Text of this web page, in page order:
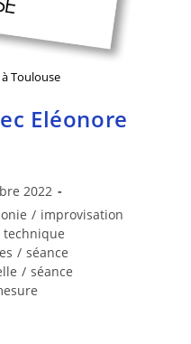
Toulouse
Eléonore
2022
/ improvisation
technique
/ séance
/ séance